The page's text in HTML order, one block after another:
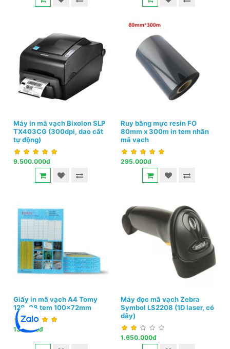
Máy in mã vạch Bixolon SLP
TX403CG (300dpi, dao cắt
tự động)
9.500.000đ
Ruy băng mực resin FO
80mm x 300m in tem nhãn
mã vạch
295.000đ
Giấy in mã vạch A4 Tomy
128, 08 tem 100x72mm
135.000đ
Máy đọc mã vạch Zebra
Symbol LS2208 (1D laser, có
dây)
1.650.000đ